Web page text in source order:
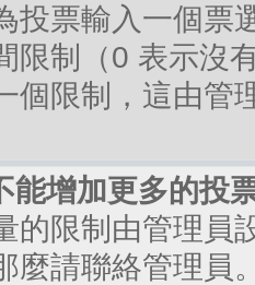
投票輸入一個票
限制（0 表示沒
個限制，這由管
能增加更多的投
的限制由管理員
麼請聯絡管理員